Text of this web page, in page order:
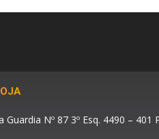
Guardia Nº 87 3º Esq. 4490 – 401